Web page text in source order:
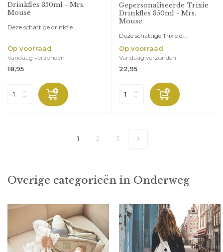
Drinkfles 350ml - Mrs.
Mouse
Deze schattige drinkfle...
Op voorraad
Vandaag verzonden
18,95
Gepersonaliseerde Trixie
Drinkfles 350ml - Mrs.
Mouse
Deze schattige Trixie d...
Op voorraad
Vandaag verzonden
22,95
1 2 3
Overige categorieën in Onderweg